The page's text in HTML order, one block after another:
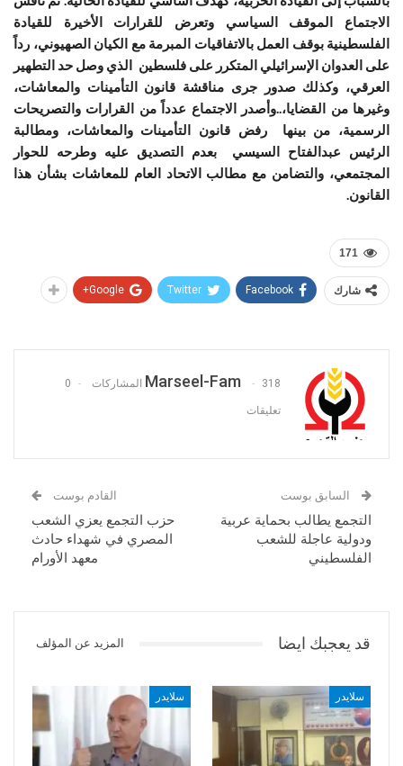
الاجتماع الموقف السياسي وتعرض للقرارات الأخيرة للقيادة
الفلسطينية بوقف العمل بالاتفاقيات المبرمة مع الكيان الصهيوني، رداً
على العدوان الإسرائيلي المتكرر على فلسطين الذي وصل حد التطهير
العرقي، وكذلك صدور جرى مناقشة قانون التأمينات والمعاشات،
وغيرها من القضايا،..وأصدر الاجتماع عدداً من القرارات والتصريحات
الرسمية، من بينها رفض قانون التأمينات والمعاشات، ومطالبة
الرئيس عبدالفتاح السيسي بعدم التصديق عليه وطرحه للحوار
المجتمعي، والتضامن مع مطالب الاتحاد العام للمعاشات بشأن هذا
القانون.
171
شارك Facebook
Twitter
Google+
Marseel-Fam 318 المشاركات 0
تعليقات
السابق بوست
التجمع يطالب بحماية عربية
ودولية عاجلة للشعب
الفلسطيني
القادم بوست
حزب التجمع يعزي الشعب
المصري في شهداء حادث
معهد الأورام
قد يعجبك ايضا المزيد عن المؤلف
سلايدر سلايدر